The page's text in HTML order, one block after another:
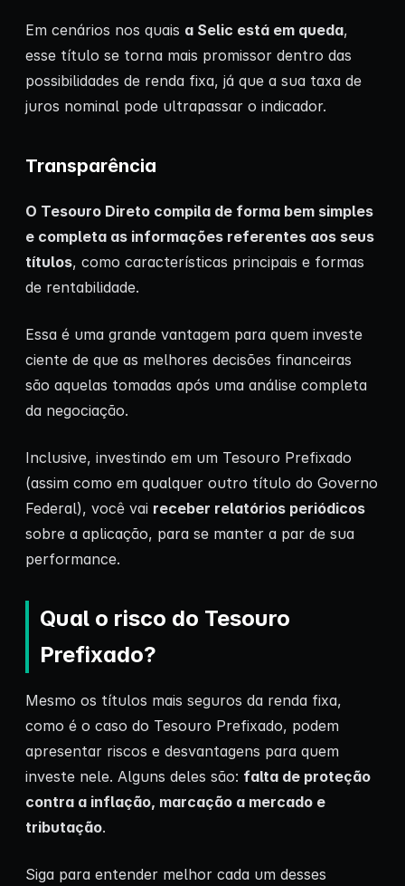
Em cenários nos quais a Selic está em queda,
esse título se torna mais promissor dentro das
possibilidades de renda fixa, já que a sua taxa de
juros nominal pode ultrapassar o indicador.
Transparência
O Tesouro Direto compila de forma bem simples
e completa as informações referentes aos seus
títulos, como características principais e formas
de rentabilidade.
Essa é uma grande vantagem para quem investe
ciente de que as melhores decisões financeiras
são aquelas tomadas após uma análise completa
da negociação.
Inclusive, investindo em um Tesouro Prefixado
(assim como em qualquer outro título do Governo
Federal), você vai receber relatórios periódicos
sobre a aplicação, para se manter a par de sua
performance.
Qual o risco do Tesouro
Prefixado?
Mesmo os títulos mais seguros da renda fixa,
como é o caso do Tesouro Prefixado, podem
apresentar riscos e desvantagens para quem
investe nele. Alguns deles são: falta de proteção
contra a inflação, marcação a mercado e
tributação.
Siga para entender melhor cada um desses